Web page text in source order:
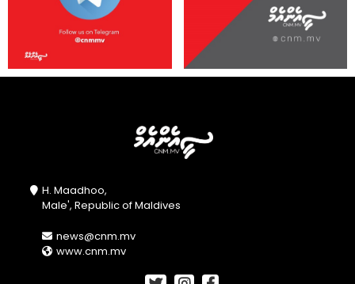
H. Maadhoo,
Male', Republic of Maldives
news@cnm.mv
www.cnm.mv